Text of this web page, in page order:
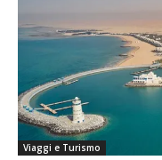
Viaggi e Turismo